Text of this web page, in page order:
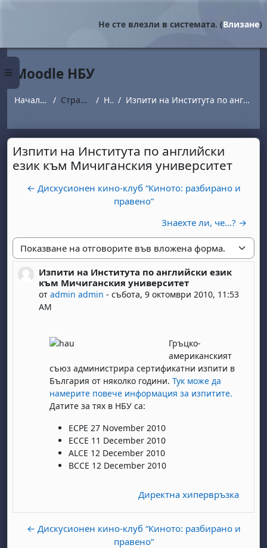
Страничен панел
Не сте влезли в системата. (Влизане)
Moodle НБУ
Начална страница Страници от сайта Новини Изпити на Института по английски език към Мичиганския университет
Изпити на Института по английски
език към Мичиганския университет
← Дискусионен кино-клуб “Киното: разбирано и
правено”
Знаехте ли, че...? →
Начин на показване
Изпити на Института по английски език
към Мичиганския университет
отadmin admin -събота, 9 октомври 2010, 11:53
AM
Number of replies: 0
Гръцко-
американският
съюз администрира сертификатни изпити в
България от няколко години. Тук може да
намерите повече информация за изпитите.
Датите за тях в НБУ са:
ECPE 27 November 2010
ECCE 11 December 2010
ALCE 12 December 2010
BCCE 12 December 2010
Директна хипервръзка
← Дискусионен кино-клуб “Киното: разбирано и
правено”